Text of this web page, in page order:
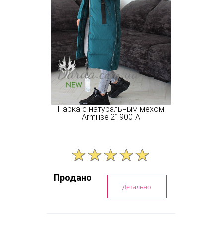
Парка с натуральным мехом
Armilise 21900-А
Продано
Детально